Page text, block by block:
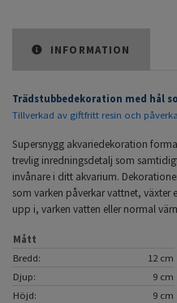
INFORMATION
Trädstubbedekoration med hål
Tillverkad av giftfritt resin och
Supersnygg akvariedekoration
trevlig inredningsdetalj som
invånare i ditt akvarium.
som varken påverkar vattnet, växter
upp i, varken vatten eller normal
Mått
Bredd:
12 cm
Djup:
9 cm
Höjd:
9 cm